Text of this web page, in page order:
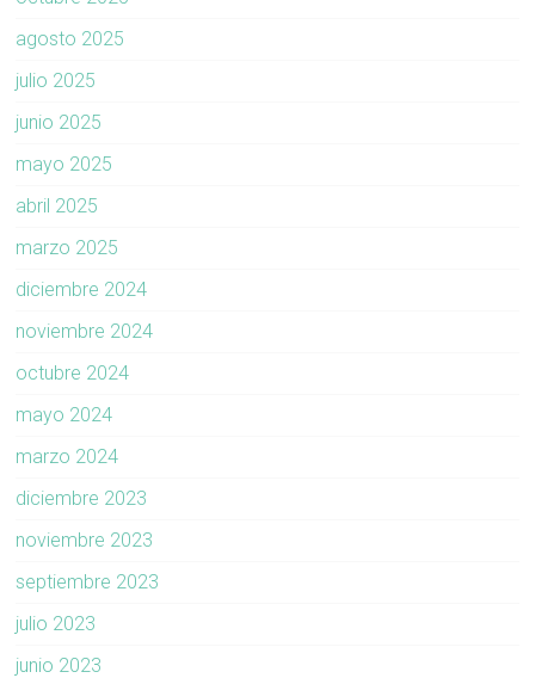
agosto 2025
julio 2025
junio 2025
mayo 2025
abril 2025
marzo 2025
diciembre 2024
noviembre 2024
octubre 2024
mayo 2024
marzo 2024
diciembre 2023
noviembre 2023
septiembre 2023
julio 2023
junio 2023